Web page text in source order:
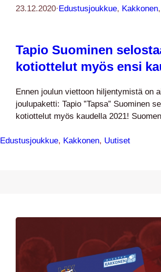
23.12.2020· Edustusjoukkue, Kakkonen,
Tapio Suominen
kotiottelut myös ensi
Ennen joulun viettoon hiljentymistä on
joulupaketti: Tapio ”Tapsa” Suominen
kotiottelut myös kaudella 2021!
kaudella JJK:n kotiottelulähetysten
Edustusjoukkue, Kakkonen, Uutiset